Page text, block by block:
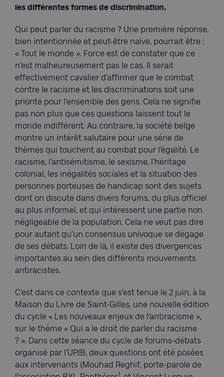
les différentes formes de discrimination.
Qui peut parler du racisme ? Une première réponse,
bien intentionnée et peut-être naïve, pourrait être :
« Tout le monde ». Force est de constater que ce
n’est malheureusement pas le cas. Il serait
effectivement cavalier d’affirmer que le combat
contre le racisme et les discriminations soit une
priorité pour l’ensemble des gens. Cela ne signifie
pas non plus que ces questions laissent tout le
monde indifférent. Au contraire, la société belge
montre un intérêt salutaire pour une série de
thèmes qui touchent au combat pour l’égalité. Le
racisme, l’antisémitisme, le sexisme, l’héritage
colonial, les inégalités sociales et la situation des
personnes porteuses de handicap sont des sujets
dont on discute dans divers forums, du plus officiel
au plus informel, et qui intéressent une partie non
négligeable de la population. Cela ne veut pas dire
pour autant qu’un consensus univoque se dégage
de ses débats. Loin de là, il existe des divergences
importantes au sein des différents mouvements
antiracistes.
C’est dans ce contexte que s’est tenue le 2 juin, à la
Maison du Livre de Saint-Gilles, une nouvelle édition
du cycle « Les nouveaux enjeux de l’antiracisme »,
sur le thème « Qui a le droit de parler du racisme
? ». Dans cette séance du cycle de forums-débats
organisé par l’UPJB, deux questions ont été posées
aux intervenants (Mouhad Reghif, porte-parole de
1